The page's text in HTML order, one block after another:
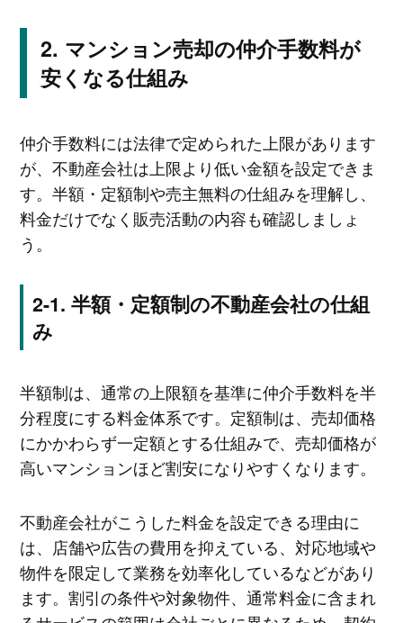
マンション売却の仲介手数料が
安くなる仕組み
仲介手数料には法律で定められた上限があります
が、不動産会社は上限より低い金額を設定できま
す。半額・定額制や売主無料の仕組みを理解し、
料金だけでなく販売活動の内容も確認しましょ
う。
半額・定額制の不動産会社の仕組
み
半額制は、通常の上限額を基準に仲介手数料を半
分程度にする料金体系です。定額制は、売却価格
にかかわらず一定額とする仕組みで、売却価格が
高いマンションほど割安になりやすくなります。
不動産会社がこうした料金を設定できる理由に
は、店舗や広告の費用を抑えている、対応地域や
物件を限定して業務を効率化しているなどがあり
ます。割引の条件や対象物件、通常料金に含まれ